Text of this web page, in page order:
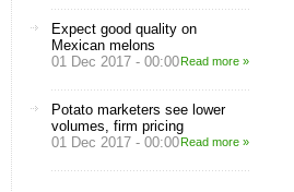
Expect good quality on
Mexican melons
01 Dec 2017 - 00:00Read more »
Potato marketers see lower
volumes, firm pricing
01 Dec 2017 - 00:00Read more »